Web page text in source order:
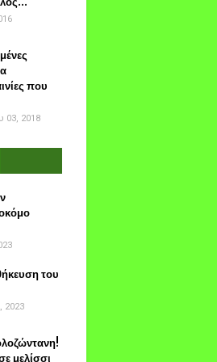
που
03, 2018
του
2023
μελίσσι